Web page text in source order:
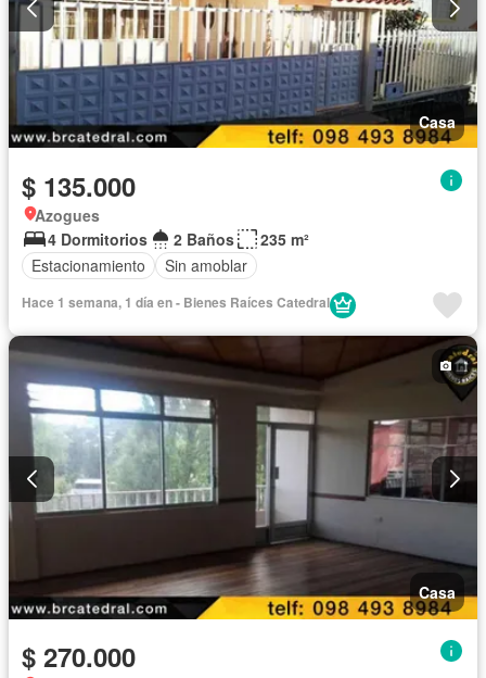
Casa
$ 135.000
Azogues
4 Dormitorios
2 Baños
235 m²
Estacionamiento
Sin amoblar
Hace 1 semana, 1 día en - Bienes Raíces Catedral
Casa
$ 270.000